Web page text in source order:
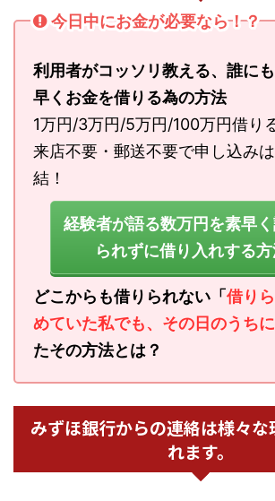
今日中にお金が必要なら！？
利用者がコッソリ教える、誰に
早くお金を借りる為の方法
1万円/3万円/5万円/100万円借り
来店不要・郵送不要で申し込み
結！
経験者が語る数万円を素早
られずに借り入れする
どこからも借りられない「 借り
めていた私でも、その日のうちに
たその方法とは？
みずほ銀行からの連絡は様々な
れます。